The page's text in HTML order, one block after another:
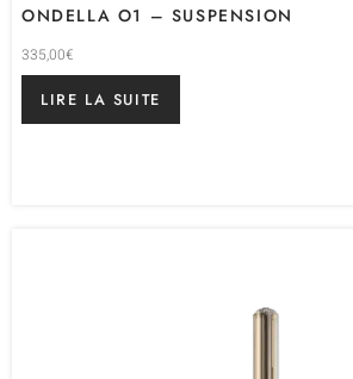
ONDELLA O1 – SUSPENSION
335,00€
LIRE LA SUITE